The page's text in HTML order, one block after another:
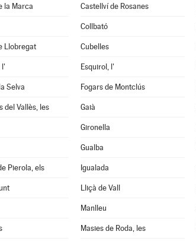
la Marca Castellví de Rosanes
Collbató
Llobregat Cubelles
l' Esquirol, l'
Selva Fogars de Montclús
del Vallès, les Gaià
Gironella
Gualba
Pierola, els Igualada
Lliçà de Vall
Manlleu
Masies de Roda, les